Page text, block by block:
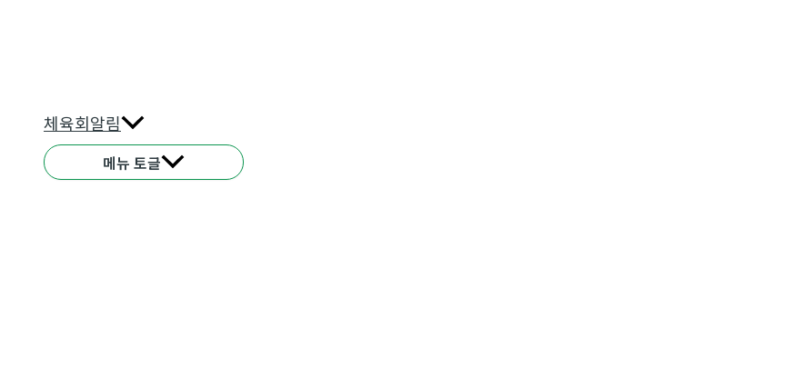
체육회알림
메뉴 토글